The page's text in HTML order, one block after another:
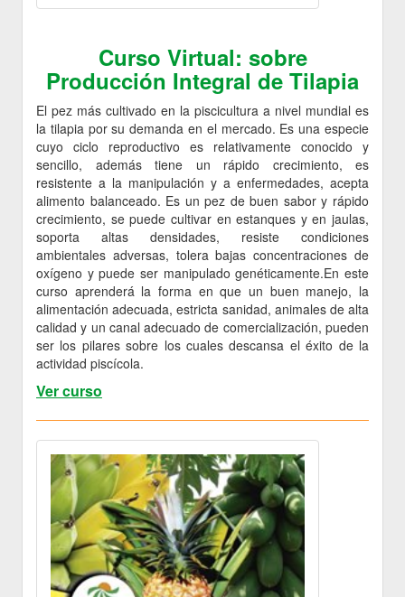
Curso Virtual: sobre
Producción Integral de Tilapia
El pez más cultivado en la piscicultura a nivel mundial es
la tilapia por su demanda en el mercado. Es una especie
cuyo ciclo reproductivo es relativamente conocido y
sencillo, además tiene un rápido crecimiento, es
resistente a la manipulación y a enfermedades, acepta
alimento balanceado. Es un pez de buen sabor y rápido
crecimiento, se puede cultivar en estanques y en jaulas,
soporta altas densidades, resiste condiciones
ambientales adversas, tolera bajas concentraciones de
oxígeno y puede ser manipulado genéticamente.En este
curso aprenderá la forma en que un buen manejo, la
alimentación adecuada, estricta sanidad, animales de alta
calidad y un canal adecuado de comercialización, pueden
ser los pilares sobre los cuales descansa el éxito de la
actividad piscícola.
Ver curso